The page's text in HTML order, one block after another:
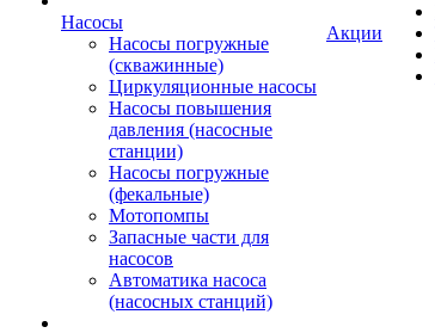
Насосы
Насосы погружные
(скважинные)
Циркуляционные насосы
Насосы повышения
давления (насосные
станции)
Насосы погружные
(фекальные)
Мотопомпы
Запасные части для
насосов
Автоматика насоса
(насосных станций)
Акции